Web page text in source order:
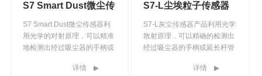
S7 Smart Dust微尘传
感器
S7 Smart Dust微尘传感器利
用光学的对射原理，可以精准
地检测出经过吸尘器的手柄或
油烟机、粒子检测仪器等设备
详情 ▶
S7-L尘埃粒子传感器
S7-L灰尘传感器产品利用光学
散射原理，可以精确的检测出
经过吸尘器的手柄或延长杆管
粒子检测仪器等设备的通风管
详情 ▶